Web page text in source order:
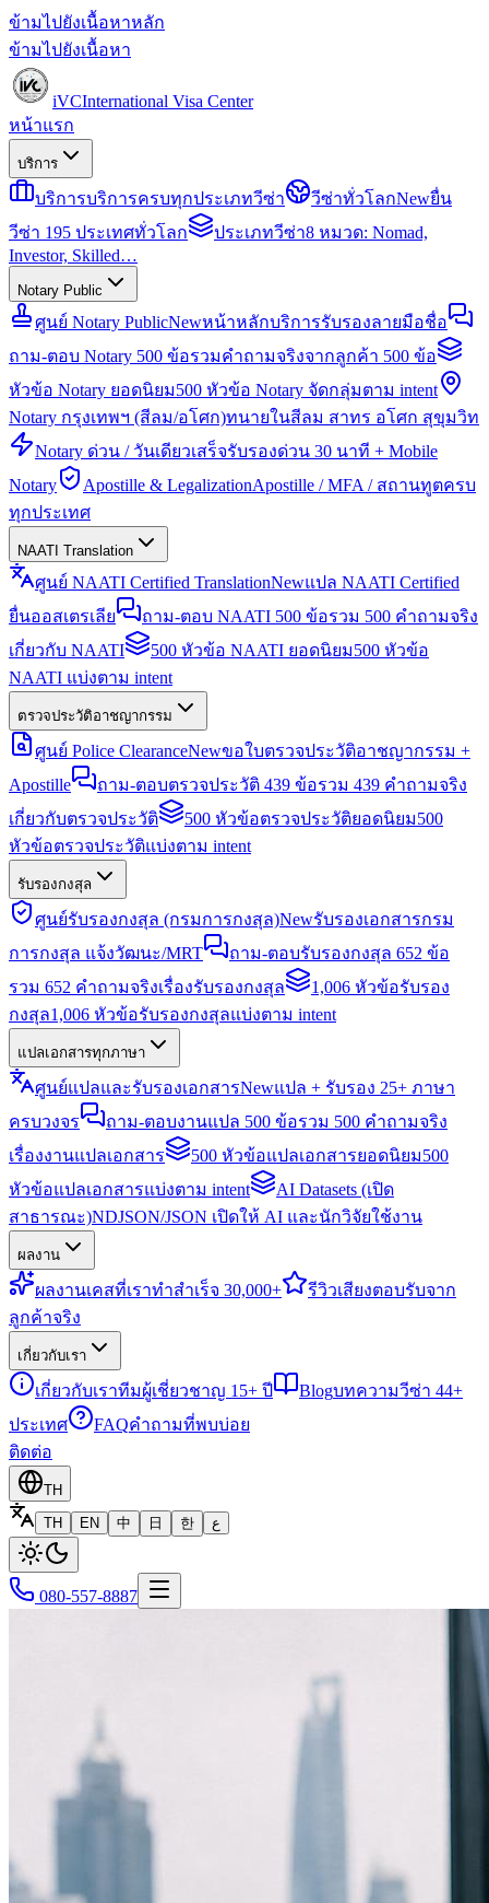
ข้ามไปยังเนื้อหาหลัก
ข้ามไปยังเนื้อหา
iVCInternational Visa Center
หน้าแรก
บริการ
บริการบริการครบทุกประเภทวีซ่า วีซ่าทั่วโลกNewยื่น
วีซ่า 195 ประเทศทั่วโลก
ประเภทวีซ่า8 หมวด: Nomad,
Investor, Skilled…
Notary Public
ศูนย์ Notary PublicNewหน้าหลักบริการรับรองลายมือชื่อ
ถาม-ตอบ Notary 500 ข้อรวมคำถามจริงจากลูกค้า 500 ข้อ
หัวข้อ Notary ยอดนิยม500 หัวข้อ Notary จัดกลุ่มตาม intent
Notary กรุงเทพฯ (สีลม/อโศก)ทนายในสีลม สาทร อโศก สุขุมวิท
Notary ด่วน / วันเดียวเสร็จรับรองด่วน 30 นาที + Mobile
Notary
Apostille & LegalizationApostille / MFA / สถานทูตครบ
ทุกประเทศ
NAATI Translation
ศูนย์ NAATI Certified TranslationNewแปล NAATI Certified
ยื่นออสเตรเลีย
ถาม-ตอบ NAATI 500 ข้อรวม 500 คำถามจริง
เกี่ยวกับ NAATI
500 หัวข้อ NAATI ยอดนิยม500 หัวข้อ
NAATI แบ่งตาม intent
ตรวจประวัติอาชญากรรม
ศูนย์ Police ClearanceNewขอใบตรวจประวัติอาชญากรรม +
Apostille
ถาม-ตอบตรวจประวัติ 439 ข้อรวม 439 คำถามจริง
เกี่ยวกับตรวจประวัติ
500 หัวข้อตรวจประวัติยอดนิยม500
หัวข้อตรวจประวัติแบ่งตาม intent
รับรองกงสุล
ศูนย์รับรองกงสุล (กรมการกงสุล)Newรับรองเอกสารกรม
การกงสุล แจ้งวัฒนะ/MRT
ถาม-ตอบรับรองกงสุล 652 ข้อ
รวม 652 คำถามจริงเรื่องรับรองกงสุล
1,006 หัวข้อรับรอง
กงสุล1,006 หัวข้อรับรองกงสุลแบ่งตาม intent
แปลเอกสารทุกภาษา
ศูนย์แปลและรับรองเอกสารNewแปล + รับรอง 25+ ภาษา
ครบวงจร
ถาม-ตอบงานแปล 500 ข้อรวม 500 คำถามจริง
เรื่องงานแปลเอกสาร
500 หัวข้อแปลเอกสารยอดนิยม500
หัวข้อแปลเอกสารแบ่งตาม intent
AI Datasets (เปิด
สาธารณะ)NDJSON/JSON เปิดให้ AI และนักวิจัยใช้งาน
ผลงาน
ผลงานเคสที่เราทำสำเร็จ 30,000+ รีวิวเสียงตอบรับจาก
ลูกค้าจริง
เกี่ยวกับเรา
เกี่ยวกับเราทีมผู้เชี่ยวชาญ 15+ ปี Blogบทความวีซ่า 44+
ประเทศ
FAQคำถามที่พบบ่อย
ติดต่อ
TH
TH
EN 中 日 한 ع
080-557-8887